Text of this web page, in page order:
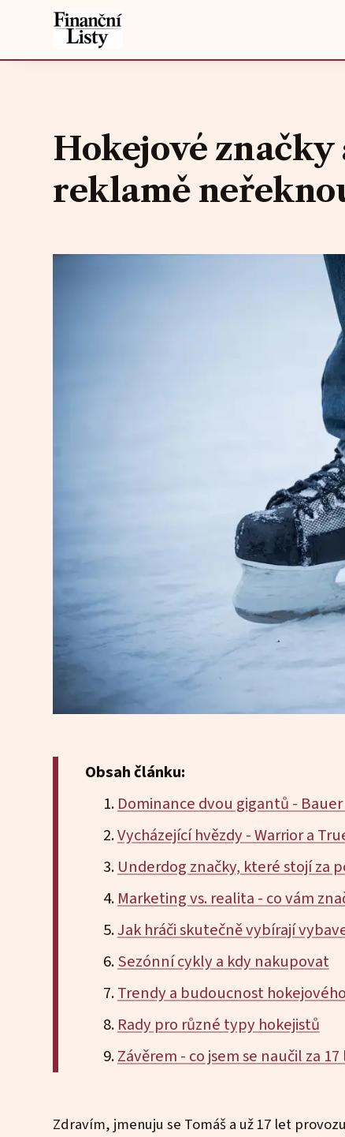
Hokejové značky
reklamě
Obsah článku:
Dominance dvou gigantů - Bauer
Vycházející hvězdy - Warrior a
Underdog značky, které stojí za
Marketing vs. realita - co vám
Jak hráči skutečně vybírají
Sezónní cykly a kdy nakupovat
Trendy a budoucnost
Rady pro různé typy hokejistů
Závěrem - co jsem se naučil za
Zdravím, jmenuju se Tomáš a už 17 let